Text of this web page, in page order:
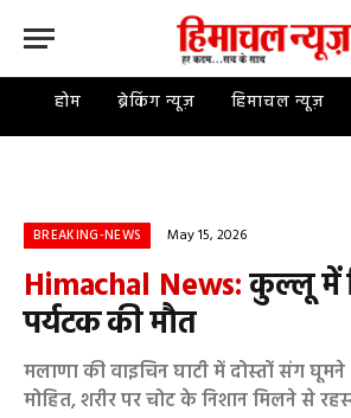
होम ब्रेकिंग न्यूज़ हिमाचल न्यूज़
BREAKING-NEWS May 15, 2026
Himachal News:कुल्लू में
पर्यटक की मौत
मलाणा की वाइचिन घाटी में दोस्तों संग
मोहित, शरीर पर चोट के निशान मिलने से